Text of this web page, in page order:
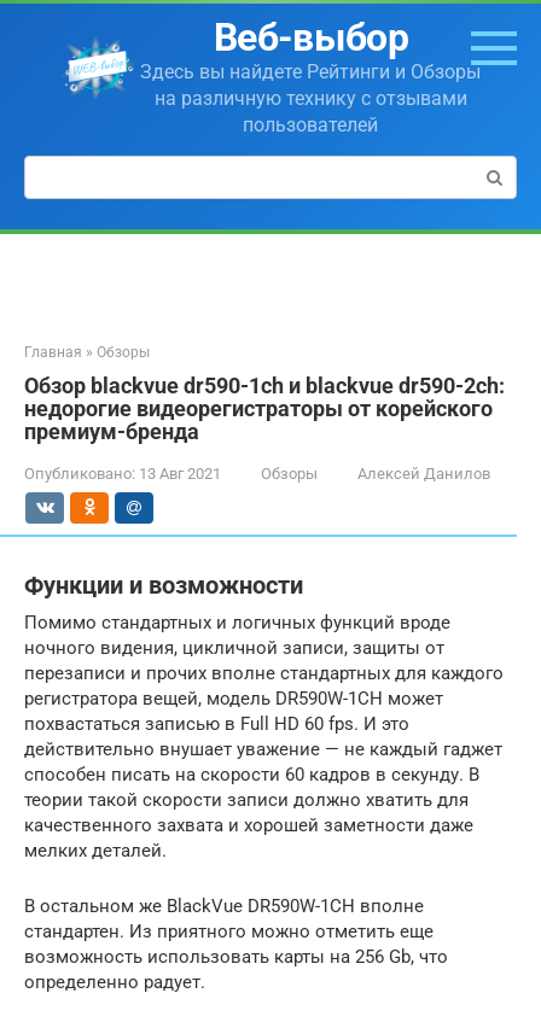
Перейти
контенту
Веб-выбор
Здесь вы найдете Рейтинги и Обзоры
на различную технику с отзывами
пользователей
Поиск:
Главная » Обзоры
Обзор blackvue dr590-1ch и blackvue dr590-2ch:
недорогие видеорегистраторы от корейского
премиум-бренда
Опубликовано: 13 Авг 2021 Обзоры Алексей Данилов
Функции и возможности
Помимо стандартных и логичных функций вроде
ночного видения, цикличной записи, защиты от
перезаписи и прочих вполне стандартных для каждого
регистратора вещей, модель DR590W-1CH может
похвастаться записью в Full HD 60 fps. И это
действительно внушает уважение — не каждый гаджет
способен писать на скорости 60 кадров в секунду. В
теории такой скорости записи должно хватить для
качественного захвата и хорошей заметности даже
мелких деталей.
В остальном же BlackVue DR590W-1CH вполне
стандартен. Из приятного можно отметить еще
возможность использовать карты на 256 Gb, что
определенно радует.